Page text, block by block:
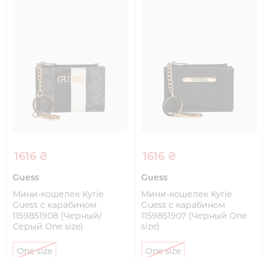
1616 ₴
Guess
Мини-кошелек Kyrie
Guess с карабином
1159851908 (Черный/
Серый One size)
One size
1616 ₴
Guess
Мини-кошелек Kyrie
Guess с карабином
1159851907 (Черный One
size)
One size